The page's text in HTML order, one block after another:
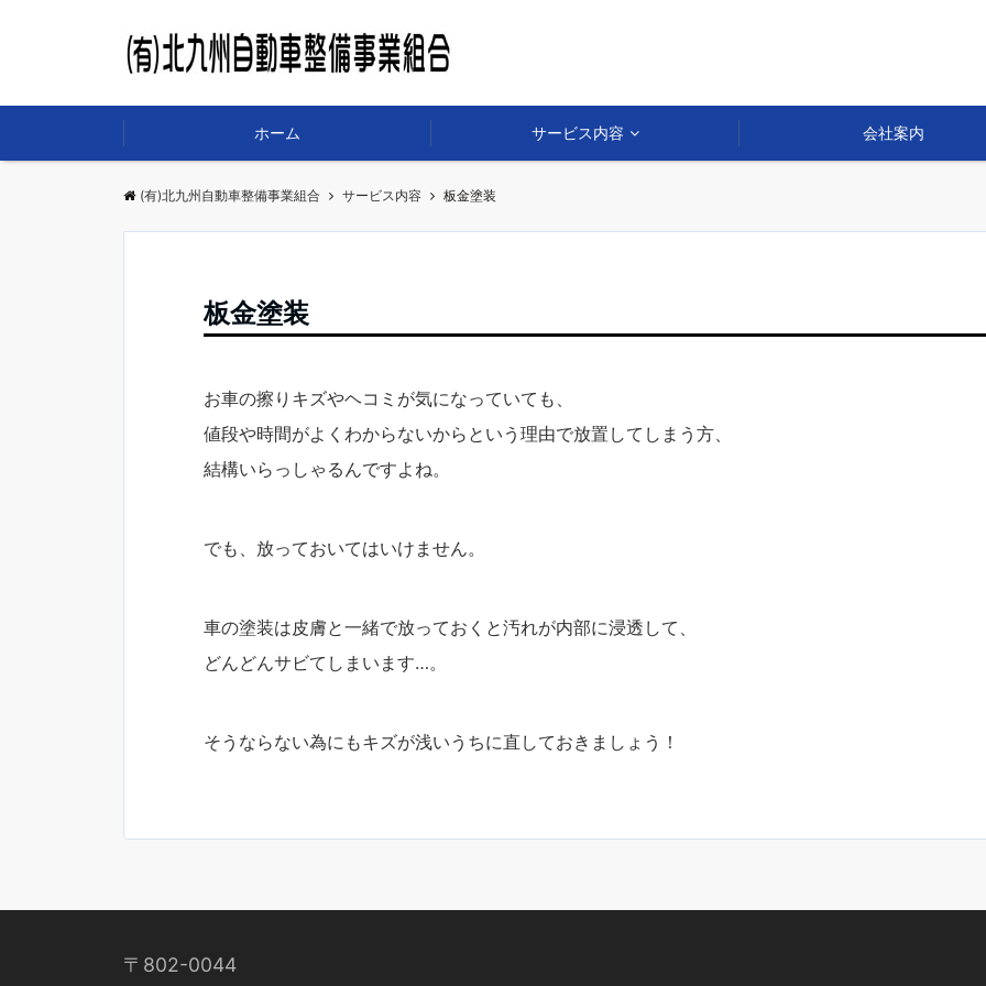
ホーム サービス内容 会社案内
(有)北九州自動車整備事業組合 サービス内容 板金塗装
板金塗装
お車の擦りキズやヘコミが気になっていても、
値段や時間がよくわからないからという理由で放置してしまう方、
結構いらっしゃるんですよね。
でも、放っておいてはいけません。
車の塗装は皮膚と一緒で放っておくと汚れが内部に浸透して、
どんどんサビてしまいます…。
そうならない為にもキズが浅いうちに直しておきましょう！
〒802-0044